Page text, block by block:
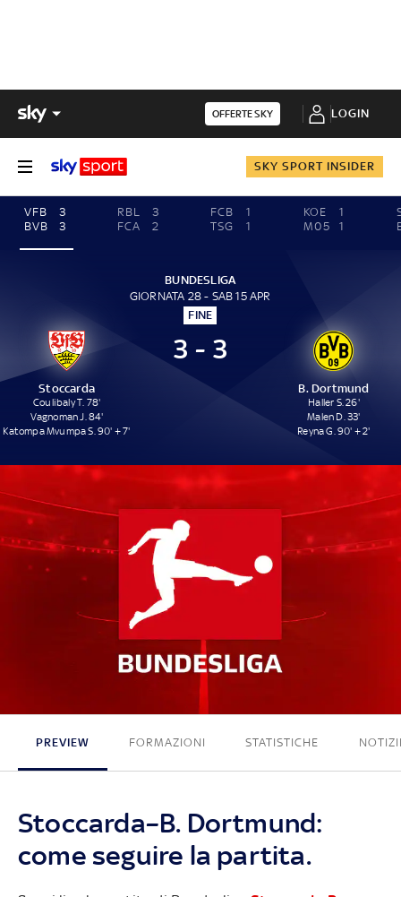
OFFERTE SKY LOGIN
SKY SPORT INSIDER
VFB
3
BVB
3
RBL
3
FCA
2
FCB
1
TSG
1
KOE
1
M05
1
BUNDESLIGA
GIORNATA 28 - SAB 15 APR
FINE
Stoccarda
Coulibaly T. 78'
Vagnoman J. 84'
Katompa Mvumpa S. 90' + 7'
3 - 3
B. Dortmund
Haller S. 26'
Malen D. 33'
Reyna G. 90' + 2'
3 - 3
PREVIEW FORMAZIONI STATISTICHE
Stoccarda–B. Dortmund:
come seguire la partita.